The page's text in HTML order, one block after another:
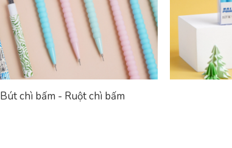
Bút chì bấm - Ruột chì bấm